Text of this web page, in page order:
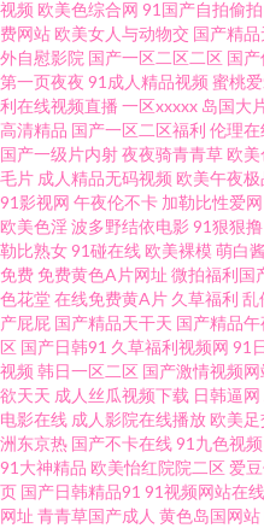
欧美偷拍综合 色先锋AVAV AV淫海
屄 男女互操免费看 人妻欧美啪啪
91巨炮视频在线 97超碰自拍 AV在
月超碰在线婷婷 亚洲欧美日韩另类
人人插 91爱搞屄 俺去射啦 国产鬼片
人妻久久东热 日本久久香蕉 日韩区
航 91天堂网 AV无码破解 91炮图在
色成人 2026看a片 97人人人人人
草成人社区 天堂男人av 亚洲欧美情
视频 欧美色综合网 91国产自拍偷拍
费网站 欧美女人与动物交 国产精
外自慰影院 国产一区二区二区 国
第一页夜夜 91成人精品视频 蜜桃
利在线视频直播 一区xxxxx 岛国大
高清精品 国产一区二区福利 伦理
国产一级片内射夜夜骑青青草 欧
毛片 成人精品无码视频 欧美午夜极
91影视网 午夜伦不卡 加勒比性爱网
欧美色淫波多野结依电影 91狠狠撸
勒比熟女91碰在线 欧美裸模萌白
免费 免费黄色A片网址 微拍福利国
色花堂在线免费黄A片 久草福利 乱
产屁屁 国产精品天干天 国产精品
区 国产日韩91 久草福利视频网 91
视频 韩日一区二区 国产激情视频网
欲天天 成人丝瓜视频下载 日韩逼网
电影在线 成人影院在线播放 欧美
洲东京热 国产不卡在线91九色视频
91大神精品 欧美怡红院院二区 爱
页 国产日韩精品91 91视频网站在线
网址 青青草国产成人 黄色岛国网站